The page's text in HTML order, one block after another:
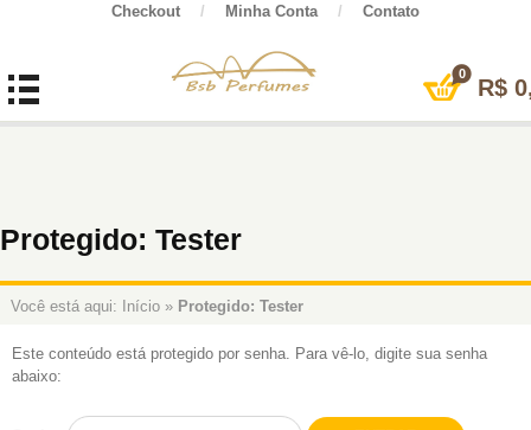
Checkout / Minha Conta / Contato
0
R$
Protegido: Tester
Você está aqui: Início» Protegido: Tester
Este conteúdo está protegido por senha. Para vê-lo, digite sua senha
abaixo: